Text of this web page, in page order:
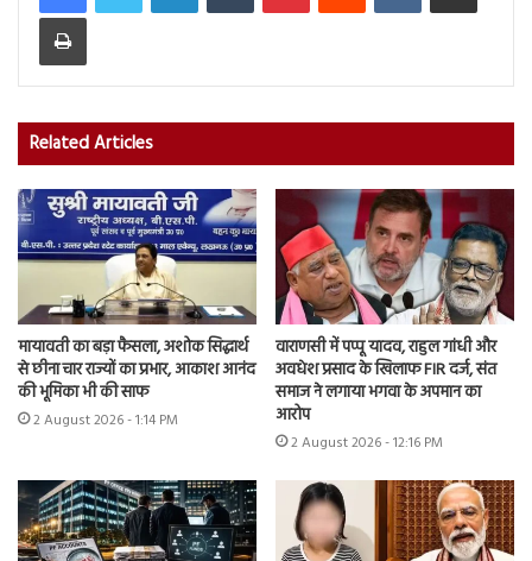
Print
Related Articles
मायावती का बड़ा फैसला, अशोक सिद्धार्थ
से छीना चार राज्यों का प्रभार, आकाश आनंद
की भूमिका भी की साफ
2 August 2026 - 1:14 PM
वाराणसी में पप्पू यादव, राहुल गांधी और
अवधेश प्रसाद के खिलाफ FIR दर्ज, संत
समाज ने लगाया भगवा के अपमान का
आरोप
2 August 2026 - 12:16 PM